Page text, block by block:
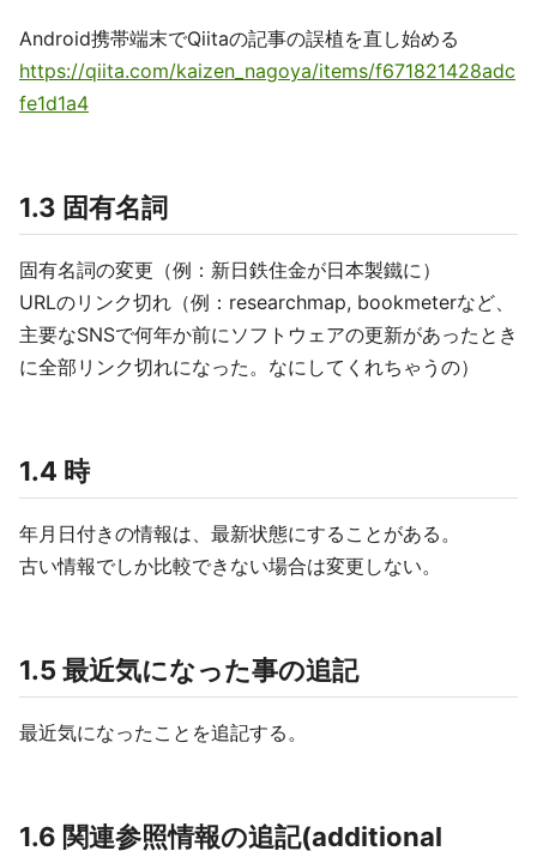
Android携帯端末でQiitaの記事の誤植を直し始める
https://qiita.com/kaizen_nagoya/items/f671821428adc
fe1d1a4
1.3 固有名詞
固有名詞の変更（例：新日鉄住金が日本製鐵に）
URLのリンク切れ（例：researchmap, bookmeterなど、
主要なSNSで何年か前にソフトウェアの更新があったとき
に全部リンク切れになった。なにしてくれちゃうの）
1.4 時
年月日付きの情報は、最新状態にすることがある。
古い情報でしか比較できない場合は変更しない。
1.5 最近気になった事の追記
最近気になったことを追記する。
1.6 関連参照情報の追記(additional